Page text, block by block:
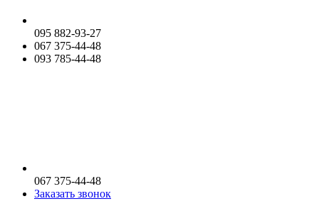
095 882-93-27
067 375-44-48
093 785-44-48
067 375-44-48
Заказать звонок